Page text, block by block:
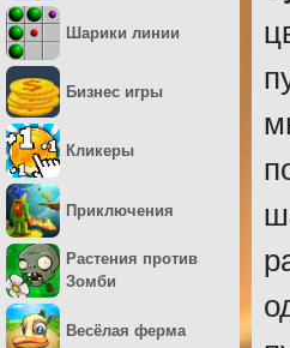
Шарики линии
Бизнес игры
Кликеры
Приключения
Растения против
Зомби
Весёлая ферма